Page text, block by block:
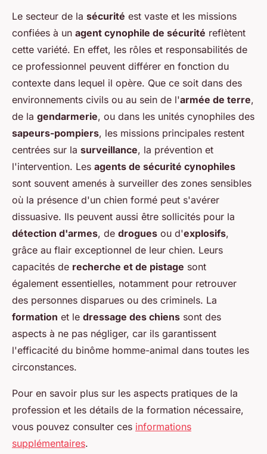
Le secteur de la sécurité est vaste et les missions
confiées à un agent cynophile de sécurité reflètent
cette variété. En effet, les rôles et responsabilités de
ce professionnel peuvent différer en fonction du
contexte dans lequel il opère. Que ce soit dans des
environnements civils ou au sein de l'armée de terre,
de la gendarmerie, ou dans les unités cynophiles des
sapeurs-pompiers, les missions principales restent
centrées sur la surveillance, la prévention et
l'intervention. Les agents de sécurité cynophiles
sont souvent amenés à surveiller des zones sensibles
où la présence d'un chien formé peut s'avérer
dissuasive. Ils peuvent aussi être sollicités pour la
détection d'armes, de drogues ou d'explosifs,
grâce au flair exceptionnel de leur chien. Leurs
capacités de recherche et de pistage sont
également essentielles, notamment pour retrouver
des personnes disparues ou des criminels. La
formation et le dressage des chiens sont des
aspects à ne pas négliger, car ils garantissent
l'efficacité du binôme homme-animal dans toutes les
circonstances.
Pour en savoir plus sur les aspects pratiques de la
profession et les détails de la formation nécessaire,
vous pouvez consulter ces informations
supplémentaires.